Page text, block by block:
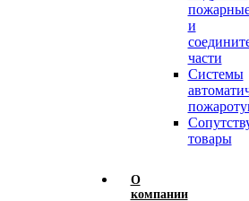
и
части
Системы
товары
О
компании